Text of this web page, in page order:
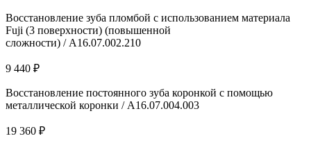
Восстановление зуба пломбой с использованием материала
Fuji (3 поверхности) (повышенной
сложности) / А16.07.002.210
9 440 ₽
Восстановление постоянного зуба коронкой с помощью
металлической коронки / A16.07.004.003
19 360 ₽